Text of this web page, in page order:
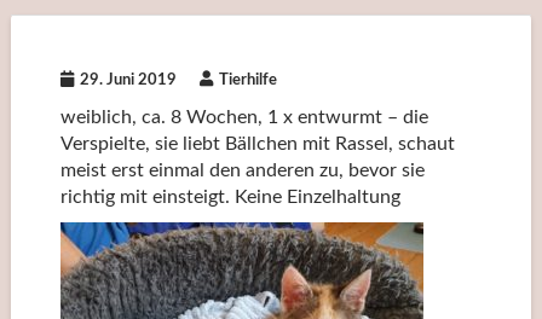
29. Juni 2019 Tierhilfe
weiblich, ca. 8 Wochen, 1 x entwurmt – die
Verspielte, sie liebt Bällchen mit Rassel, schaut
meist erst einmal den anderen zu, bevor sie
richtig mit einsteigt. Keine Einzelhaltung